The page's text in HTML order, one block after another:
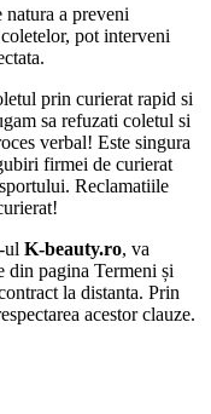
a preveni
pot interveni
prin curierat rapid si
sa refuzati coletul si
verbal! Este singura
firmei de curierat
Reclamatiile
ul K-beauty.ro, va
din pagina Termeni și
la distanta. Prin
acestor clauze.